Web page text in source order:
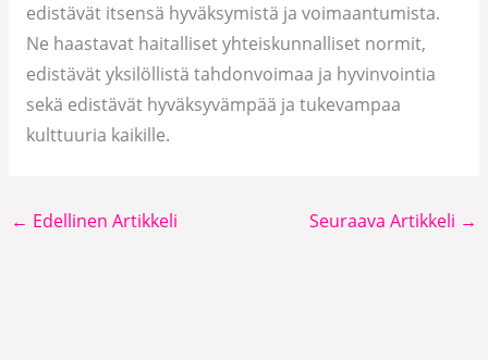
edistävät itsensä hyväksymistä ja voimaantumista.
Ne haastavat haitalliset yhteiskunnalliset normit,
edistävät yksilöllistä tahdonvoimaa ja hyvinvointia
sekä edistävät hyväksyvämpää ja tukevampaa
kulttuuria kaikille.
← Edellinen Artikkeli Seuraava Artikkeli →